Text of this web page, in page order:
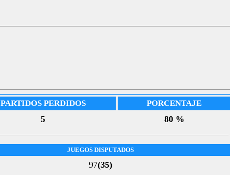
PARTIDOS PERDIDOS PORCENTAJE
5 80 %
JUEGOS DISPUTADOS
97(35)